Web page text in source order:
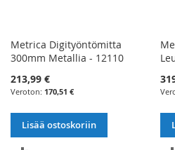
Metrica Digityöntömitta
300mm Metallia - 12110
213,99 €
170,51 €
Lisää ostoskoriin